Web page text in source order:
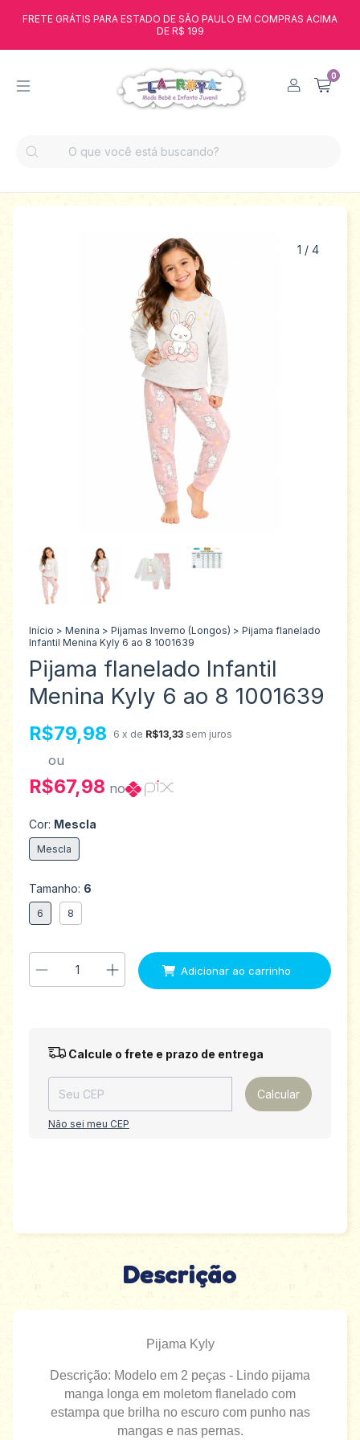
FRETE GRÁTIS PARA ESTADO DE SÃO PAULO EM COMPRAS ACIMA
DE R$ 199
0
1 / 4
Início > Menina > Pijamas Inverno (Longos) > Pijama flanelado
Infantil Menina Kyly 6 ao 8 1001639
Pijama flanelado Infantil
Menina Kyly 6 ao 8 1001639
R$79,98 6 x de R$13,33 sem juros
ou
R$67,98 no
Cor: Mescla
Mescla
Tamanho: 6
6 8
Entregas para o CEP: Alterar CEP
Calcule o frete e prazo de entrega
Calcular
Não sei meu CEP
Descrição
Pijama Kyly
Descrição: Modelo em 2 peças - Lindo pijama
manga longa em moletom flanelado com
estampa que brilha no escuro com punho nas
mangas e nas pernas.